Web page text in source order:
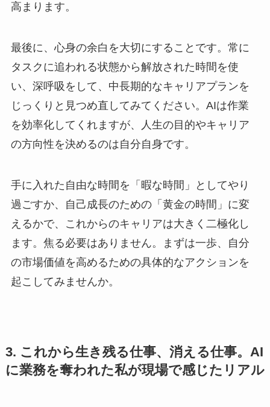
高まります。
最後に、心身の余白を大切にすることです。常に
タスクに追われる状態から解放された時間を使
い、深呼吸をして、中長期的なキャリアプランを
じっくりと見つめ直してみてください。AIは作業
を効率化してくれますが、人生の目的やキャリア
の方向性を決めるのは自分自身です。
手に入れた自由な時間を「暇な時間」としてやり
過ごすか、自己成長のための「黄金の時間」に変
えるかで、これからのキャリアは大きく二極化し
ます。焦る必要はありません。まずは一歩、自分
の市場価値を高めるための具体的なアクションを
起こしてみませんか。
3. これから生き残る仕事、消える仕事。AI
に業務を奪われた私が現場で感じたリアル